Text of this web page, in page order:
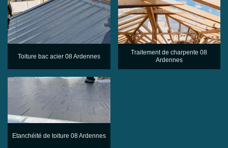
Toiture bac acier 08 Ardennes
Traitement de charpente 08
Ardennes
Etanchéité de toiture 08 Ardennes